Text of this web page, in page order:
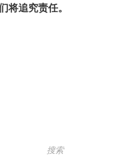
追究责任。